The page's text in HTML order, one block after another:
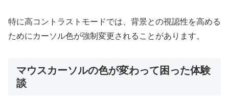
特に高コントラストモードでは、背景との視認性を高める
ためにカーソル色が強制変更されることがあります。
マウスカーソルの色が変わって困った体験
談